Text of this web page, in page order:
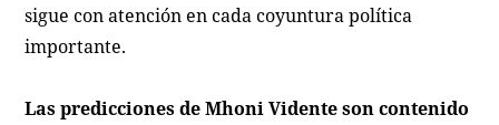
sigue con atención en cada coyuntura política
importante.
Las predicciones de Mhoni Vidente son contenido